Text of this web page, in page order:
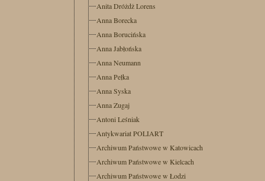
Anita Dróżdż Lorens
Anna Borecka
Anna Borucińska
Anna Jabłońska
Anna Neumann
Anna Pełka
Anna Syska
Anna Zugaj
Antoni Leśniak
Antykwariat POLIART
Archiwum Państwowe w Katowicach
Archiwum Państwowe w Kielcach
Archiwum Państwowe w Łodzi